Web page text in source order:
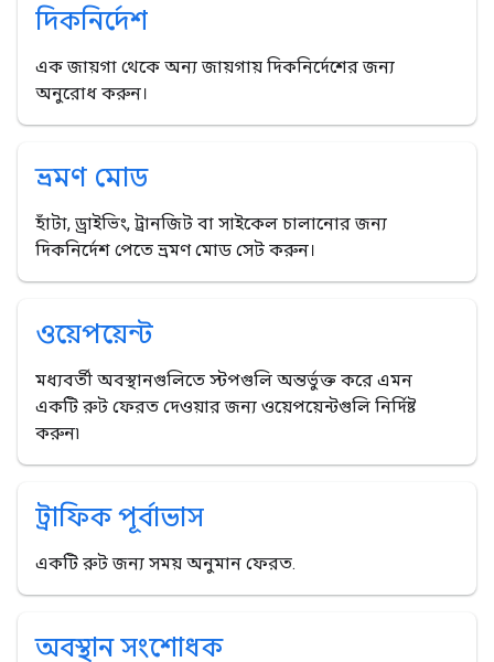
দিকনির্দেশ
এক জায়গা থেকে অন্য জায়গায় দিকনির্দেশের জন্য
অনুরোধ করুন।
ভ্রমণ মোড
হাঁটা, ড্রাইভিং, ট্রানজিট বা সাইকেল চালানোর জন্য
দিকনির্দেশ পেতে ভ্রমণ মোড সেট করুন।
ওয়েপয়েন্ট
মধ্যবর্তী অবস্থানগুলিতে স্টপগুলি অন্তর্ভুক্ত করে এমন
একটি রুট ফেরত দেওয়ার জন্য ওয়েপয়েন্টগুলি নির্দিষ্ট
করুন৷
ট্রাফিক পূর্বাভাস
একটি রুট জন্য সময় অনুমান ফেরত.
অবস্থান সংশোধক